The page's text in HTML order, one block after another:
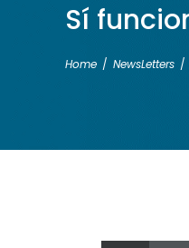
Sí
Home / NewsLetters /